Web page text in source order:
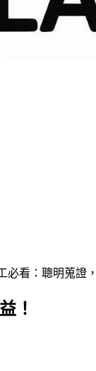
必看：聰明蒐證
！